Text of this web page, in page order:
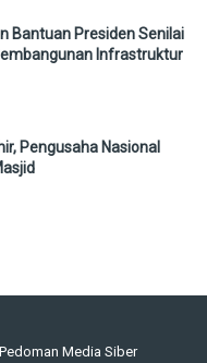
Bantuan Presiden Senilai
Infrastruktur
Pengusaha Nasional
Pedoman Media Siber